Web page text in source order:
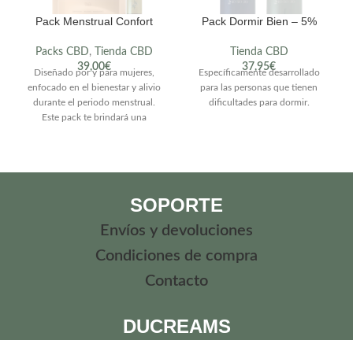
Pack Menstrual Confort
Packs CBD,
Tienda CBD
39,00€
Diseñado por y para mujeres,
enfocado en el bienestar y alivio
durante el periodo menstrual.
Este pack te brindará una
calmantes de nuestra infusión
Pack Dormir Bien – 5%
Tienda CBD
37,95€
Específicamente desarrollado
para las personas que tienen
dificultades para dormir.
SOPORTE
Envíos y devoluciones
Condiciones de compra
Contacto
DUCREAMS